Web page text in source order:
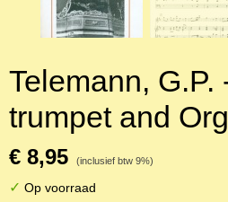
Telemann, G.P.
trumpet and
€ 8,95 (inclusief btw 9%)
✓ Op voorraad